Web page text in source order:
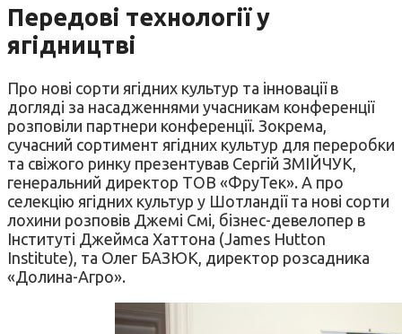
Передові технології у
ягідництві
Про нові сорти ягідних культур та інновації в
догляді за насадженнями учасникам конференції
розповіли партнери конференції. Зокрема,
сучасний сортимент ягідних культур для переробки
та свіжого ринку презентував Сергій ЗМІЙЧУК,
генеральний директор ТОВ «ФруТек». А про
селекцію ягідних культур у Шотландії та нові сорти
лохини розповів Джемі Смі, бізнес-девелопер в
Інституті Джеймса Хаттона (James Hutton
Institute), та Олег БАЗЮК, директор розсадника
«Долина-Агро».